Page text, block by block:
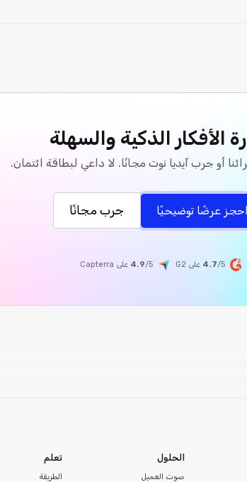
الأفكار الذكية والسهلة
أو جرب آيديا نوت مجانًا. لا داعي لبطاقة ائتمان.
احجز عرضًا توضيحيًا جرب مجانًا
4.7/5 على G2 4.9/5 على Capterra
الحلول
صوت العميل
تعلم
الطريقة